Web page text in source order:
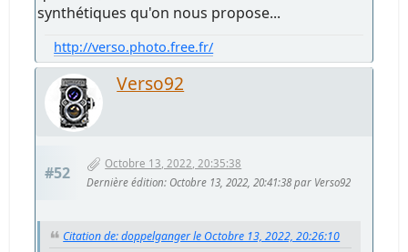
synthétiques qu'on nous propose...
http://verso.photo.free.fr/
Verso92
#52
Octobre 13, 2022, 20:35:38
Dernière édition: Octobre 13, 2022, 20:41:38 par Verso92
Citation de: doppelganger le Octobre 13, 2022, 20:26:10